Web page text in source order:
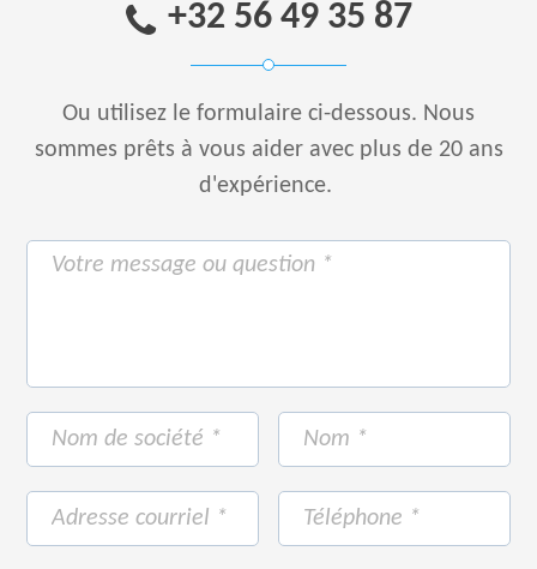
+32 56 49 35 87
Ou utilisez le formulaire ci-dessous. Nous
sommes prêts à vous aider avec plus de 20 ans
d'expérience.